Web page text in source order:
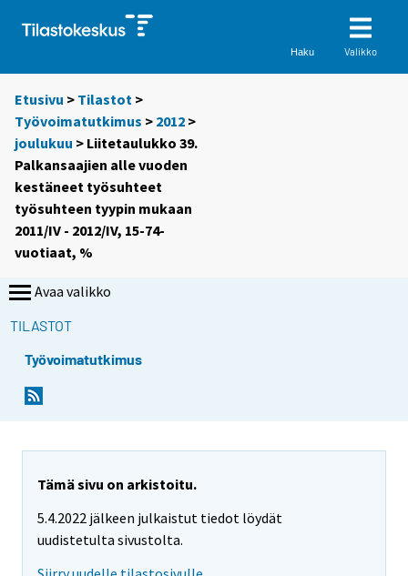
Haku Valikko
Etusivu > Tilastot >
Työvoimatutkimus > 2012 >
joulukuu > Liitetaulukko 39.
Palkansaajien alle vuoden
kestäneet työsuhteet
työsuhteen tyypin mukaan
2011/IV - 2012/IV, 15-74-
vuotiaat, %
Avaa valikko
TILASTOT
Työvoimatutkimus
Tämä sivu on arkistoitu.
5.4.2022 jälkeen julkaistut tiedot löydät
uudistetulta sivustolta.